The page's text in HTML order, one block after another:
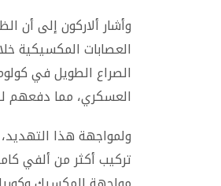
وأشار ألاركون إلى أن
العصابات المكسيكية
العسكري، مما دفعهم
ولمواجهة هذا
تركيب أكثر من ألفي